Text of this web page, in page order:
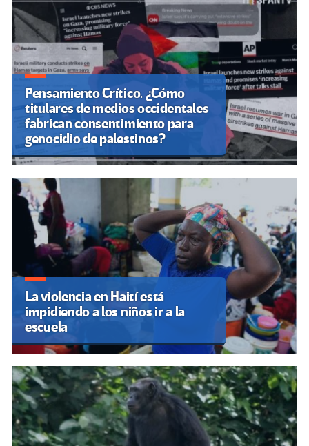
Pensamiento Crítico. ¿Cómo
titulares de medios occidentales
fabrican consentimiento para
genocidio de palestinos?
La violencia en Haití está
impidiendo a los niños ir a la
escuela